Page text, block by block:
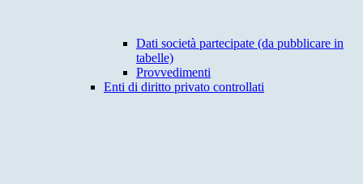
Dati società partecipate (da pubblicare in
tabelle)
Provvedimenti
Enti di diritto privato controllati